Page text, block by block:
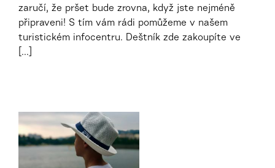
zaručí, že pršet bude zrovna, když jste nejméně
připraveni! S tím vám rádi pomůžeme v našem
turistickém infocentru. Deštník zde zakoupíte ve
[...]